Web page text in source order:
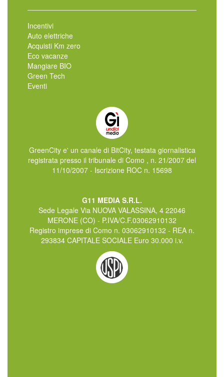
Incentivi
Auto elettriche
Acquisti Km zero
Eco vacanze
Mangiare BIO
Green Tech
Eventi
GreenCity e' un canale di BitCity, testata giornalistica
registrata presso il tribunale di Como , n. 21/2007 del
11/10/2007 - Iscrizione ROC n. 15698
G11 MEDIA S.R.L.
Sede Legale Via NUOVA VALASSINA, 4 22046
MERONE (CO) - P.IVA/C.F.03062910132
Registro imprese di Como n. 03062910132 - REA n.
293834 CAPITALE SOCIALE Euro 30.000 i.v.